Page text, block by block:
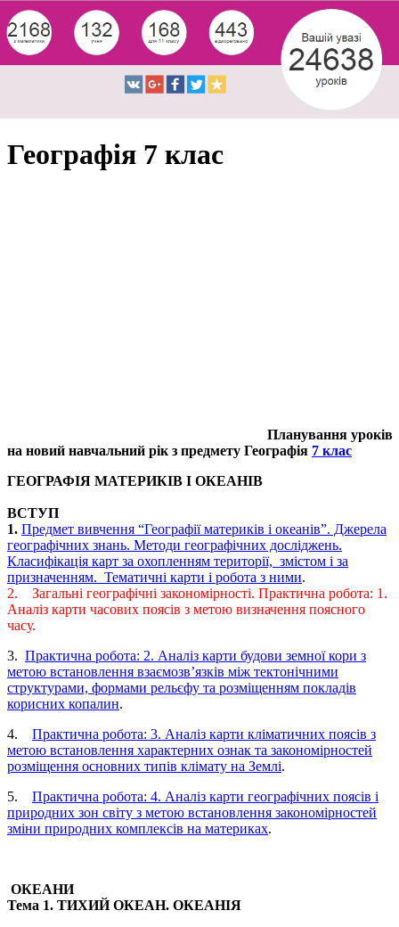
Географія 7 клас
Планування уроків
на новий навчальний рік з предмету Географія 7 клас
ГЕОГРАФІЯ МАТЕРИКІВ І ОКЕАНІВ
ВСТУП
1. Предмет вивчення “Географії материків і океанів”. Джерела
географічних знань. Методи географічних досліджень.
Класифікація карт за охопленням території, змістом і за
призначенням. Тематичні карти і робота з ними.
2. Загальні географічні закономірності. Практична робота: 1.
Аналіз карти часових поясів з метою визначення поясного
часу.
3. Практична робота: 2. Аналіз карти будови земної кори з
метою встановлення взаємозв’язків між тектонічними
структурами, формами рельєфу та розміщенням покладів
корисних копалин.
4. Практична робота: 3. Аналіз карти кліматичних поясів з
метою встановлення характерних ознак та закономірностей
розміщення основних типів клімату на Землі.
5. Практична робота: 4. Аналіз карти географічних поясів і
природних зон світу з метою встановлення закономірностей
зміни природних комплексів на материках.
ОКЕАНИ
Тема 1. ТИХИЙ ОКЕАН. ОКЕАНІЯ